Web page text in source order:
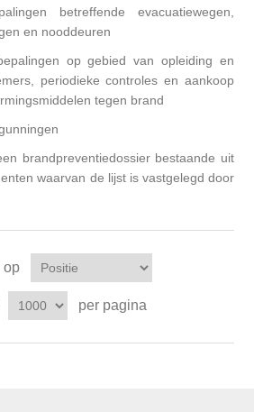
betreffende evacuatiewegen,
en nooddeuren
op gebied van opleiding en
periodieke controles en aankoop
tegen brand
brandpreventiedossier bestaande uit
waarvan de lijst is vastgelegd door
op
per pagina